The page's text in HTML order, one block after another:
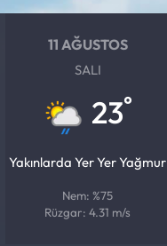
11 AĞUSTOS
SALI
23°
Yakınlarda Yer Yer Yağmur
Nem: %75
Rüzgar: 4.31 m/s